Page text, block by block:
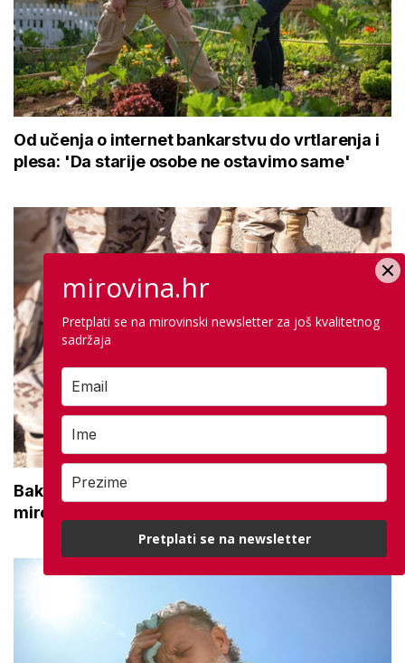
Od učenja o internet bankarstvu do vrtlarenja i
plesa: 'Da starije osobe ne ostavimo same'
Bakić o najavi Vlade o povećanju braniteljskih
mirovina: 'Prepakiranje prijedloga Možemo!'
mirovina.hr
Pretplati se na mirovinski newsletter za još kvalitetnog
sadržaja
Pretplati se na newsletter